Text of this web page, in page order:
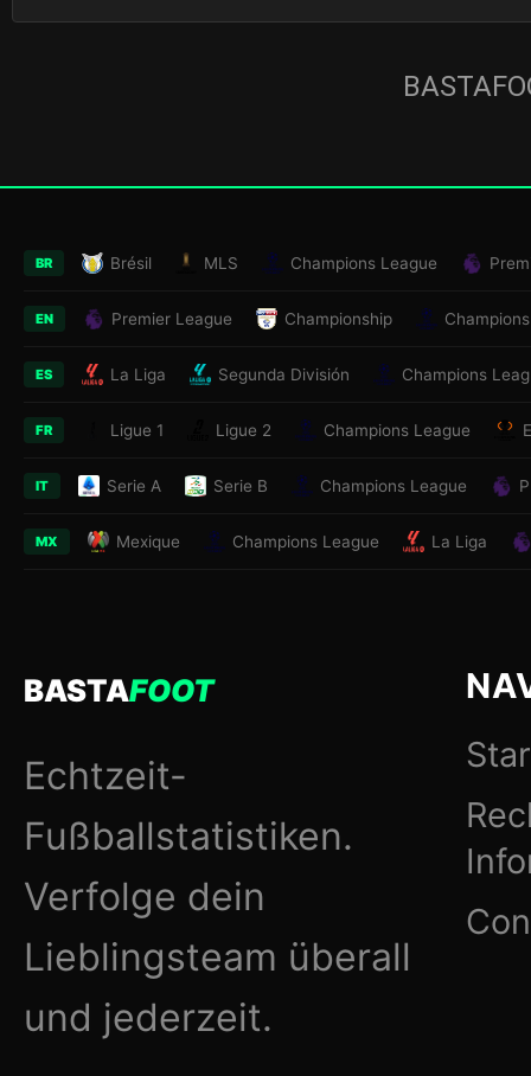
BR Brésil MLS Champions League
EN Premier League Championship
ES La Liga Segunda División Champions
FR Ligue 1 Ligue 2 Champions League
IT Serie A Serie B Champions League
MX Mexique Champions League La Liga
BASTAFOOT
Echtzeit-
Fußballstatistiken.
Verfolge dein
Lieblingsteam überall
und jederzeit.